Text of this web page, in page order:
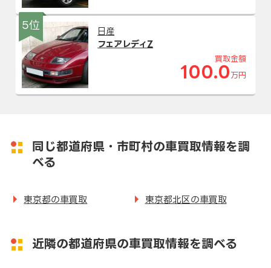
5位
日産
フェアレディZ
買取金額
100.0 万円
同じ都道府県・市町村の車買取情報を調
べる
東京都の車買取 東京都北区の車買取
近隣の都道府県の車買取情報を調べる